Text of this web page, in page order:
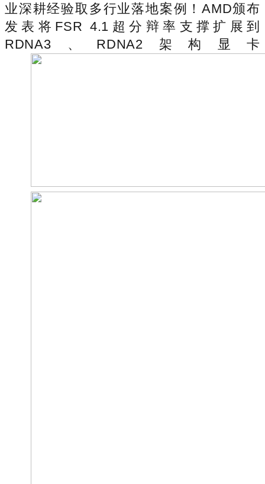
业深耕经验取多行业落地案例！AMD颁布
发表将FSR 4.1超分辩率支撑扩展到
RDNA3、RDNA2架构显卡